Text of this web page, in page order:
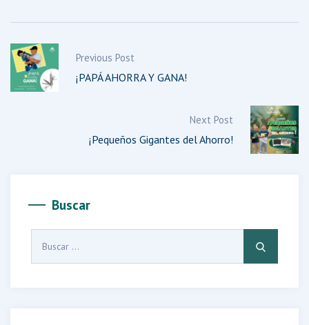
Previous Post
¡PAPÁ AHORRA Y GANA!
Next Post
¡Pequeños Gigantes del Ahorro!
Buscar